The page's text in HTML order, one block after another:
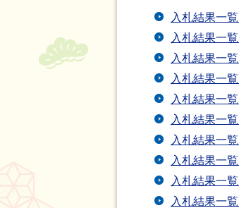
入札結果一
入札結果一
入札結果一
入札結果一
入札結果一
入札結果一
入札結果一
入札結果一
入札結果一
入札結果一